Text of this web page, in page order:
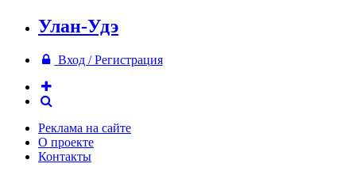
Улан-Удэ
Вход / Регистрация
Реклама на сайте
О проекте
Контакты